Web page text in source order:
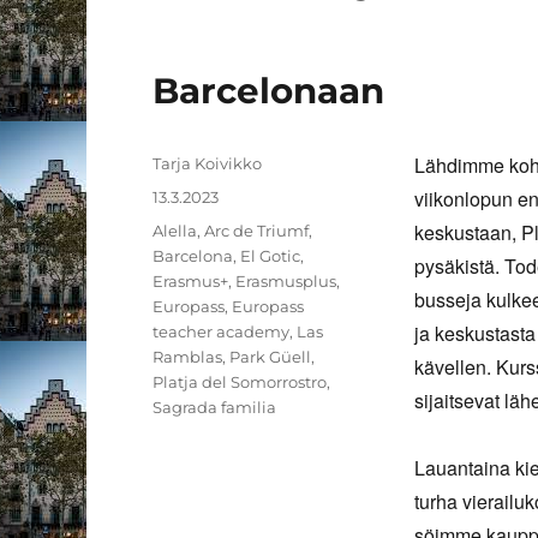
Barcelonaan
Lähdimme
viikonlopun
keskustaan,
pysäkistä.
busseja
ja
kävellen.
sijaitsevat
Lauantaina
turha
Kirjoittaja
Tarja Koivikko
Julkaistu
13.3.2023
Avainsanat
Alella, Arc de Triumf,
Barcelona, El Gotic,
Erasmus+, Erasmusplus,
Europass, Europass
teacher academy, Las
Ramblas, Park Güell,
Platja del Somorrostro,
Sagrada familia